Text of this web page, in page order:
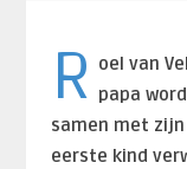
R oel van
papa
samen met
eerste kind